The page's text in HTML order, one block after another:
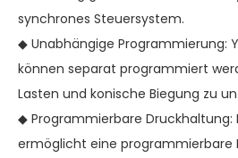
synchrones Steuersystem.
◆ Unabhängige Programmierung:
können separat programmiert
Lasten und konische Biegung zu
◆ Programmierbare
ermöglicht eine programmierbare